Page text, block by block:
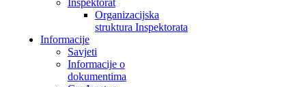
Inspektorat
Organizacijska
struktura Inspektorata
Informacije
Savjeti
Informacije o
dokumentima